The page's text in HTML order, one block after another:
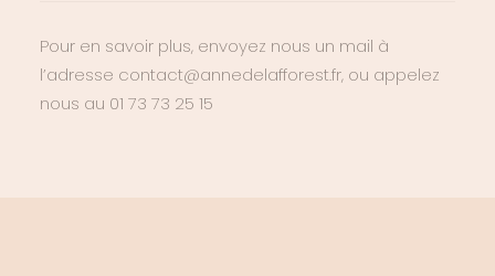
Pour en savoir plus, envoyez nous un mail à
l’adresse contact@annedelafforest.fr, ou appelez
nous au 01 73 73 25 15